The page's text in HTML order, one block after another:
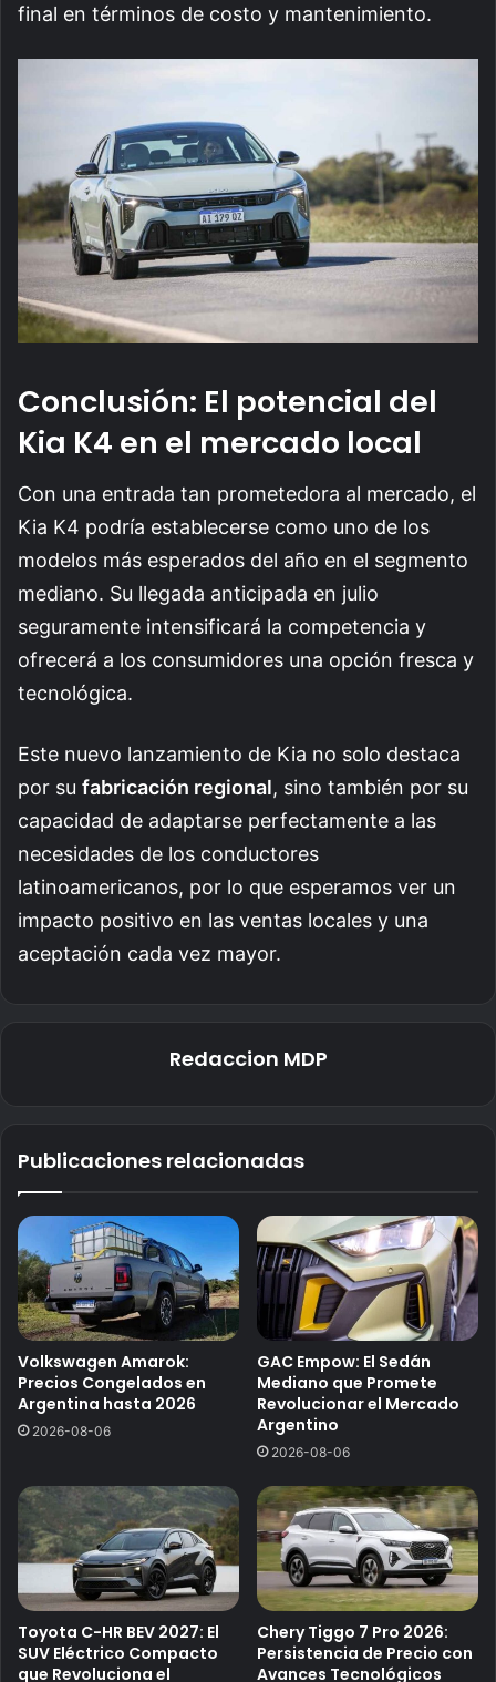
final en términos de costo y mantenimiento.
Conclusión: El potencial del
Kia K4 en el mercado local
Con una entrada tan prometedora al mercado, el
Kia K4 podría establecerse como uno de los
modelos más esperados del año en el segmento
mediano. Su llegada anticipada en julio
seguramente intensificará la competencia y
ofrecerá a los consumidores una opción fresca y
tecnológica.
Este nuevo lanzamiento de Kia no solo destaca
por su fabricación regional, sino también por su
capacidad de adaptarse perfectamente a las
necesidades de los conductores
latinoamericanos, por lo que esperamos ver un
impacto positivo en las ventas locales y una
aceptación cada vez mayor.
Redaccion MDP
Publicaciones relacionadas
Volkswagen Amarok:
Precios Congelados en
Argentina hasta 2026
2026-08-06
GAC Empow: El Sedán
Mediano que Promete
Revolucionar el Mercado
Argentino
2026-08-06
Toyota C-HR BEV 2027: El
SUV Eléctrico Compacto
que Revoluciona el
Chery Tiggo 7 Pro 2026:
Persistencia de Precio con
Avances Tecnológicos